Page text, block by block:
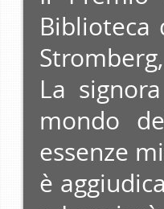
Biblioteca
La
mondo
essenze
è